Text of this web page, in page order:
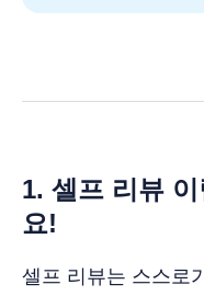
1. 셀프 리뷰
요!
셀프 리뷰는 스스로